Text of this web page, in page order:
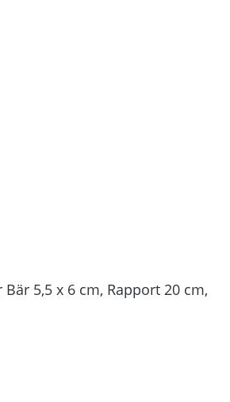
5,5 x 6 cm, Rapport 20 cm,